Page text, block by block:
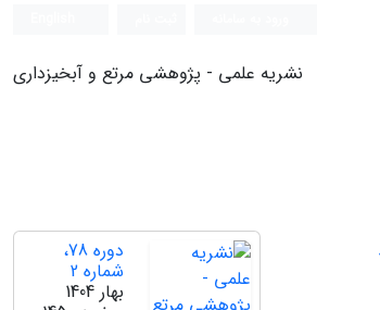
نشریه علمی - پژوهشی مرتع و آبخیزداری
دوره 78،
شماره 2
بهار 1404